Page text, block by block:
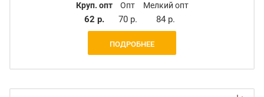
Круп. опт
62 р.
Опт
70 р.
Мелкий опт
84 р.
ПОДРОБНЕЕ